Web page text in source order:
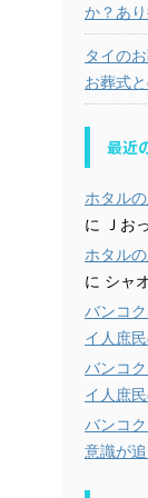
か？あ
タイの
お葬式
最近
ホタル
に
Ｊお
ホタル
に シャ
バンコ
イ人庶
バンコ
イ人庶
バンコ
意識が